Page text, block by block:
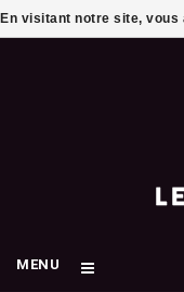
MENU
En visitant notre site,